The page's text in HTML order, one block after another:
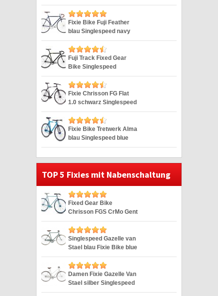
Singlespeed weiss 28″
Fixie Bike Fuji Feather
blau Singlespeed navy
28″
Fuji Track Fixed Gear
Bike Singlespeed
Schwarz/Lime 28″
Fixie Chrisson FG Flat
1.0 schwarz Singlespeed
28″
Fixie Bike Tretwerk Alma
blau Singlespeed blue
28″
TOP 5 Fixies mit Nabenschaltung
Fixed Gear Bike
Chrisson FGS CrMo Gent
blau Duomatic 28″
Singlespeed Gazelle van
Stael blau Fixie Bike blue
28″
Damen Fixie Gazelle Van
Stael silber Singlespeed
Silver 28″